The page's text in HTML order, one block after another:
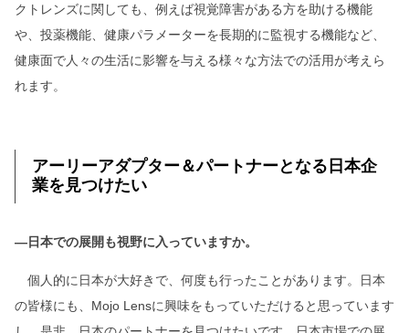
クトレンズに関しても、例えば視覚障害がある方を助ける機能
や、投薬機能、健康パラメーターを長期的に監視する機能など、
健康面で人々の生活に影響を与える様々な方法での活用が考えら
れます。
アーリーアダプター＆パートナーとなる日本企
業を見つけたい
―日本での展開も視野に入っていますか。
個人的に日本が大好きで、何度も行ったことがあります。日本
の皆様にも、Mojo Lensに興味をもっていただけると思っています